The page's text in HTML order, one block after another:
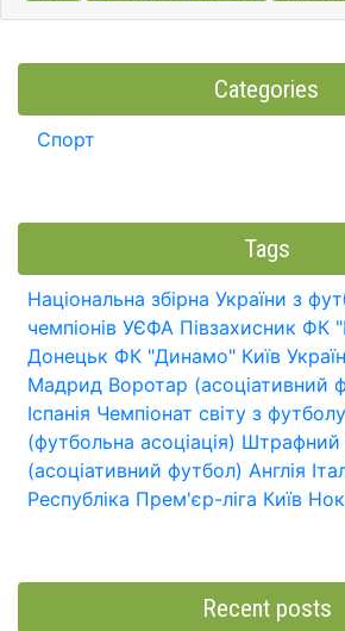
Categories
Спорт
Tags
Національна збірна України з
чемпіонів УЄФА Півзахисник ФК
Донецьк ФК "Динамо" Київ
Мадрид Воротар (асоціативний
Іспанія Чемпіонат світу з футболу
(футбольна асоціація) Штрафний
(асоціативний футбол) Англія
Республіка Прем'єр-ліга Київ
Recent posts